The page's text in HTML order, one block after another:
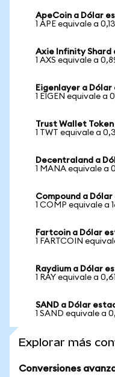
ApeCoin a Dólar
1 APE equivale a
Axie Infinity Shard
1 AXS equivale a
Eigenlayer a
1 EIGEN equivale a
Trust Wallet
1 TWT equivale a
Decentraland a
1 MANA equivale a
Compound a
1 COMP equivale a
Fartcoin a Dólar
1 FARTCOIN
Raydium a Dólar
1 RAY equivale a
SAND a Dólar
1 SAND equivale a
Explorar más
Conversiones